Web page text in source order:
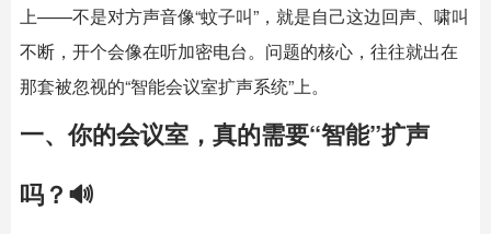
上——不是对方声音像“蚊子叫”，就是自己这边回声、啸叫
不断，开个会像在听加密电台。问题的核心，往往就出在
那套被忽视的“智能会议室扩声系统”上。
一、你的会议室，真的需要“智能”扩声
吗？🔊